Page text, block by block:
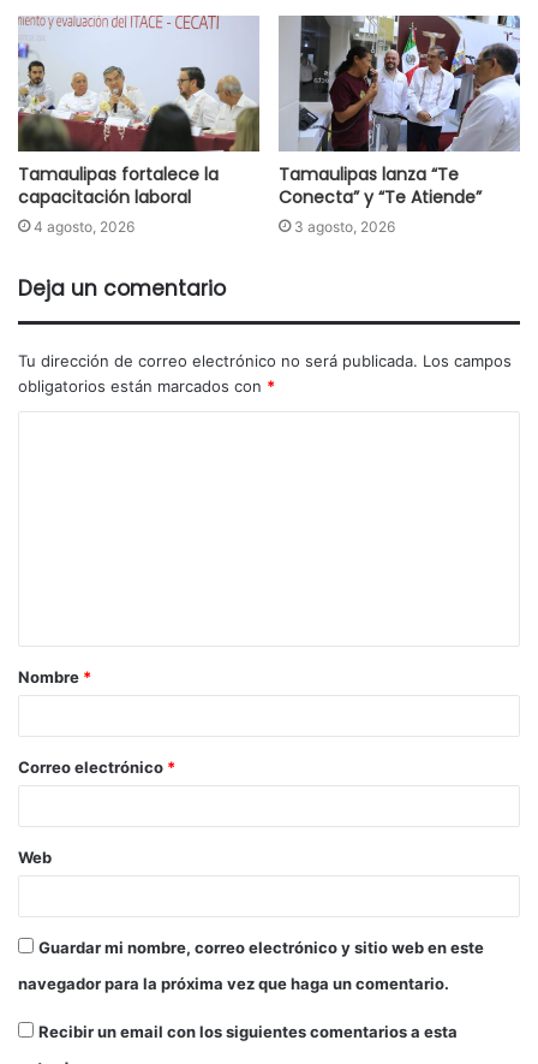
Tamaulipas fortalece la
capacitación laboral
4 agosto, 2026
Tamaulipas lanza “Te
Conecta” y “Te Atiende”
3 agosto, 2026
Deja un comentario
Tu dirección de correo electrónico no será publicada. Los campos
obligatorios están marcados con *
Nombre *
Correo electrónico *
Web
Guardar mi nombre, correo electrónico y sitio web en este
navegador para la próxima vez que haga un comentario.
Recibir un email con los siguientes comentarios a esta